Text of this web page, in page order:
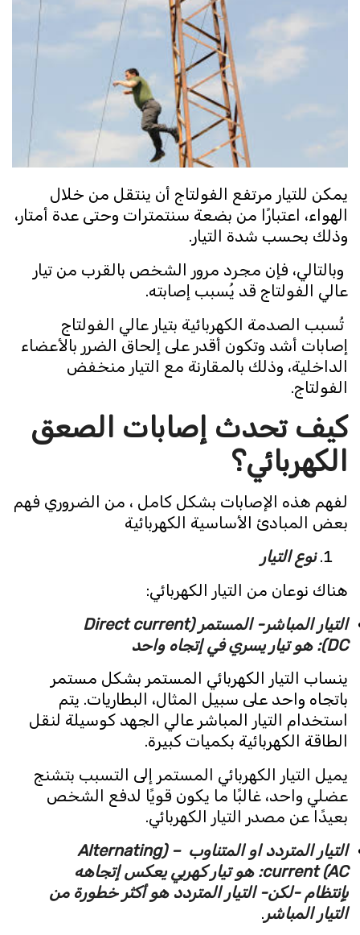
يمكن للتيار مرتفع الفولتاج أن ينتقل من خلال
الهواء، اعتبارًا من بضعة سنتمترات وحتى عدة أمتار،
وذلك بحسب شدة التيار.
وبالتالي، فإن مجرد مرور الشخص بالقرب من تيار
عالي الفولتاج قد يُسبب إصابته.
تُسبب الصدمة الكهربائية بتيار عالي الفولتاج
إصابات أشد وتكون أقدر على إلحاق الضرر بالأعضاء
الداخلية، وذلك بالمقارنة مع التيار منخفض
الفولتاج.
كيف تحدث إصابات الصعق
الكهربائي؟‏
لفهم هذه الإصابات بشكل كامل ، من الضروري فهم
بعض المبادئ الأساسية الكهربائية
نوع التيار
هناك نوعان من التيار الكهربائي:
التيار المباشر- المستمر (Direct current
(DC: هو تيار يسري في إتجاه واحد
ينساب التيار الكهربائي المستمر بشكل مستمر
باتجاه واحد على سبيل المثال، البطاريات. يتم
استخدام التيار المباشر عالي الجهد كوسيلة لنقل
الطاقة الكهربائية بكميات كبيرة.
يميل التيار الكهربائي المستمر إلى التسبب بتشنج
عضلي واحد، غالبًا ما يكون قويًا لدفع الشخص
بعيدًا عن مصدر التيار الكهربائي.
التيار المتردد او المتناوب – (Alternating
current (AC: هو تيار كهربي يعكس إتجاهه
بإنتظام -لكن- التيار المتردد هو أكثر خطورة من
التيار المباشر.